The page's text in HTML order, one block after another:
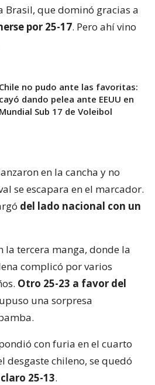
Brasil, que dominó gracias a
por 25-17. Pero ahí vino
Chile no pudo ante las favoritas:
cayó dando pelea ante EEUU en
Mundial Sub 17 de Voleibol
en la cancha y no
se escapara en el marcador.
del lado nacional con un
la tercera manga, donde la
complicó por varios
Otro 25-23 a favor del
una sorpresa
con furia en el cuarto
desgaste chileno, se quedó
25-13.